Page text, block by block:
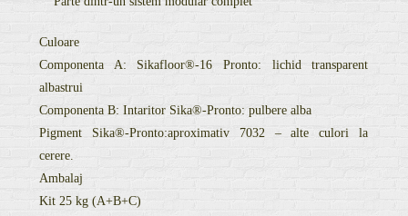
Culoare
Componenta A: Sikafloor®-16 Pronto: lichid transparent
albastrui
Componenta B: Intaritor Sika®-Pronto: pulbere alba
Pigment Sika®-Pronto:aproximativ 7032 – alte culori la
cerere.
Ambalaj
Kit 25 kg (A+B+C)